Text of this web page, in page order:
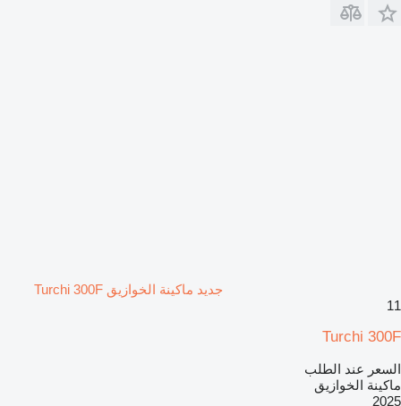
جديد ماكينة الخوازيق Turchi 300F
11
Turchi 300F
السعر عند الطلب
ماكينة الخوازيق
2025